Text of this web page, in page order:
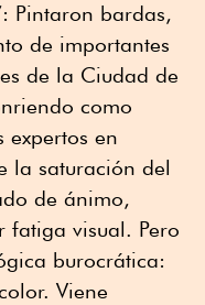
Pintaron bardas,
de importantes
de la Ciudad de
como
expertos en
la saturación del
de ánimo,
fatiga visual. Pero
burocrática:
Viene